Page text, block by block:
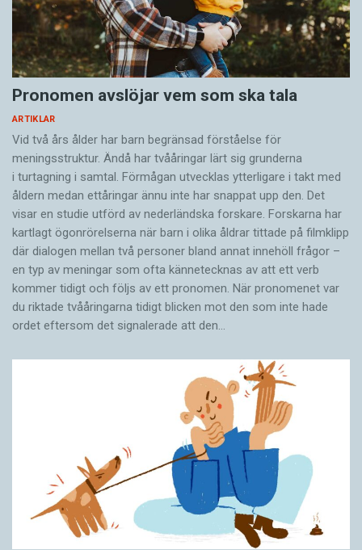
Pronomen avslöjar vem som ska tala
ARTIKLAR
Vid två års ålder har barn begränsad förståelse för
meningsstruktur. Ändå har tvååringar lärt sig grunderna
i turtagning i samtal. Förmågan utvecklas ytterligare i takt med
åldern medan ettåringar ännu inte har snappat upp den. Det
visar en studie utförd av nederländska forskare. Forskarna har
kartlagt ögonrörelserna när barn i olika åldrar tittade på filmklipp
där dialogen mellan två personer bland annat innehöll frågor –
en typ av meningar som ofta kännetecknas av att ett verb
kommer tidigt och följs av ett pronomen. När pronomenet var
du riktade tvååringarna tidigt blicken mot den som inte hade
ordet eftersom det ­signalerade att den…